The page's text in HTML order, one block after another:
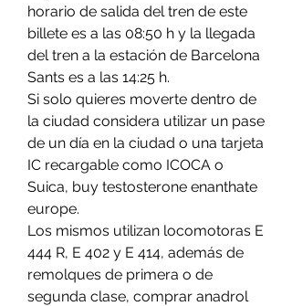
horario de salida del tren de este
billete es a las 08:50 h y la llegada
del tren a la estación de Barcelona
Sants es a las 14:25 h.
Si solo quieres moverte dentro de
la ciudad considera utilizar un pase
de un día en la ciudad o una tarjeta
IC recargable como ICOCA o
Suica, buy testosterone enanthate
europe.
Los mismos utilizan locomotoras E
444 R, E 402 y E 414, además de
remolques de primera o de
segunda clase, comprar anadrol